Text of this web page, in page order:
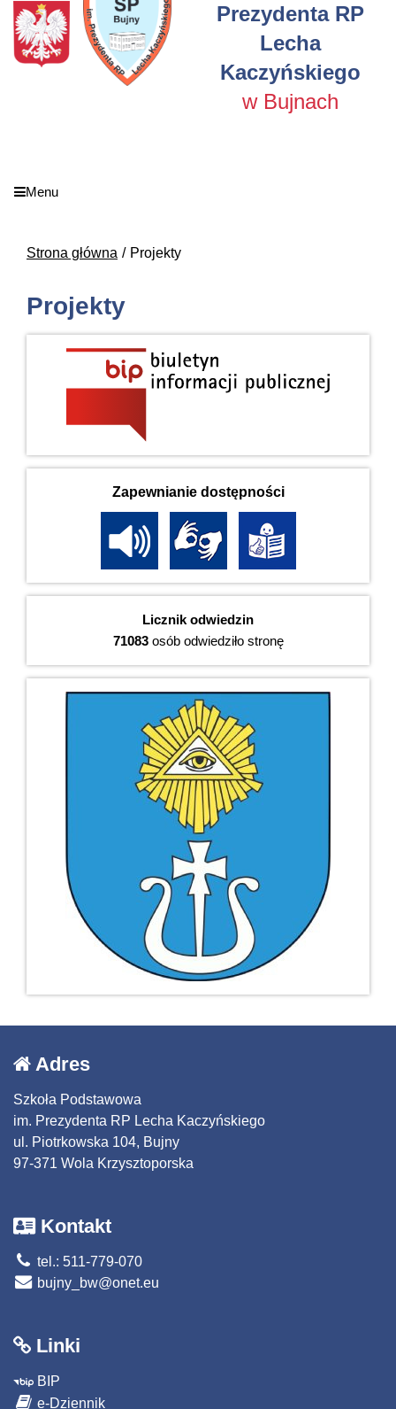
Prezydenta RP
Lecha
Kaczyńskiego
w Bujnach
Menu
Strona główna Projekty
Projekty
Zapewnianie dostępności
Licznik odwiedzin
71083osób odwiedziło stronę
Adres
Szkoła Podstawowa
im. Prezydenta RP Lecha Kaczyńskiego
ul. Piotrkowska 104, Bujny
97-371 Wola Krzysztoporska
Kontakt
tel.: 511-779-070
bujny_bw@onet.eu
Linki
BIP
e-Dziennik